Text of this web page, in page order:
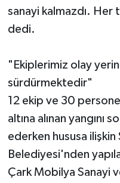
sanayi kalmazdı.
dedi.
"Ekiplerimiz olay
sürdürmektedir"
12 ekip ve 30
altına alınan yangını
ederken hususa ilişkin
Belediyesi'nden
Çark Mobilya Sanayi